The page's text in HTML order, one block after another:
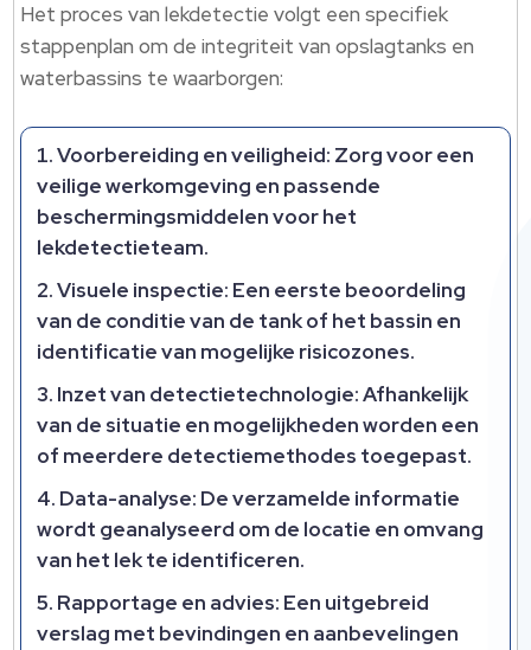
Het proces van lekdetectie volgt een specifiek
stappenplan om de integriteit van opslagtanks en
waterbassins te waarborgen:
Voorbereiding en veiligheid: Zorg voor een
veilige werkomgeving en passende
beschermingsmiddelen voor het
lekdetectieteam.
Visuele inspectie: Een eerste beoordeling
van de conditie van de tank of het bassin en
identificatie van mogelijke risicozones.
Inzet van detectietechnologie:Afhankelijk
van de situatie en mogelijkheden worden een
of meerdere detectiemethodes toegepast.
Data-analyse: De verzamelde informatie
wordt geanalyseerd om de locatie en omvang
van het lek te identificeren.
Rapportage en advies: Een uitgebreid
verslag met bevindingen en aanbevelingen